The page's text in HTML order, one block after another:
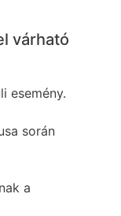
várható
esemény.
során
a